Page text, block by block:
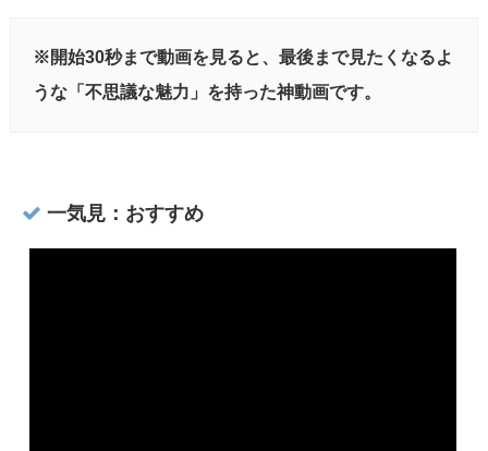
※開始30秒まで動画を見ると、最後まで見たくなるよ
うな「不思議な魅力」を持った神動画です。
一気見：おすすめ